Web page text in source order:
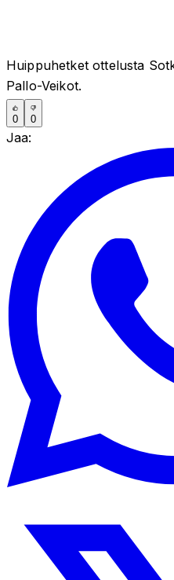
Huippuhetket ottelusta
Pallo-Veikot.
0 0
Jaa: